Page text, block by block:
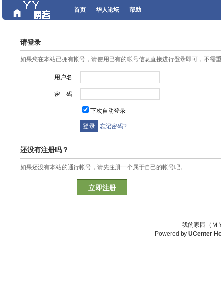
首页 华人论坛 帮助
请登录
如果您在本站已拥有帐号，请使用已有的帐号信息直接进行登录即可，不需
用户名
密 码
下次自动登录
忘记密码?
还没有注册吗？
如果还没有本站的通行帐号，请先注册一个属于自己的帐号吧。
立即注册
我的家园（
Powered by UCenter